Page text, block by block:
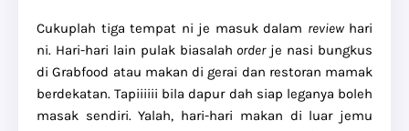
Cukuplah tiga tempat ni je masuk dalam reviewhari
ni. Hari-hari lain pulak biasalah orderje nasi bungkus
di Grabfood atau makan di gerai dan restoran mamak
berdekatan. Tapiiiiii bila dapur dah siap leganya boleh
masak sendiri. Yalah, hari-hari makan di luar jemu